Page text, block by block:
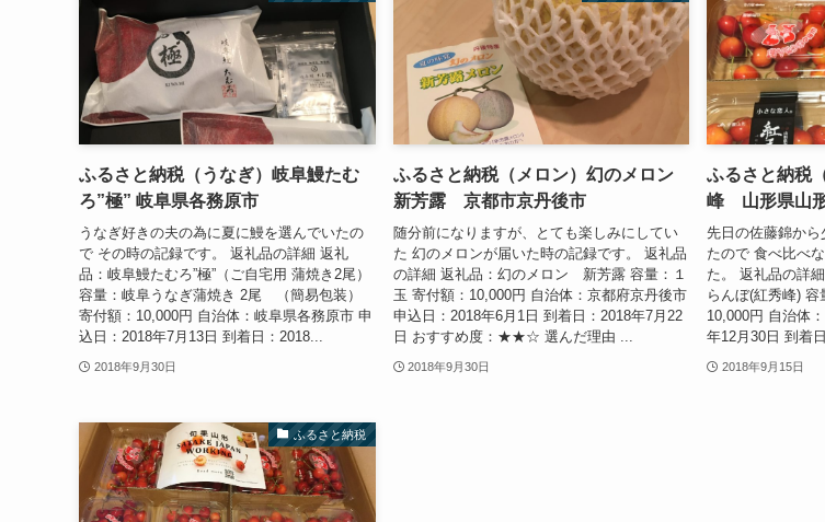
ふるさと納税（うなぎ）岐阜鰻たむ
ろ”極” 岐阜県各務原市
うなぎ好きの夫の為に夏に鰻を選んでいたの
で その時の記録です。 返礼品の詳細 返礼
品：岐阜鰻たむろ”極”（ご自宅用 蒲焼き2尾）
容量：岐阜うなぎ蒲焼き 2尾 （簡易包装）
寄付額：10,000円 自治体：岐阜県各務原市 申
込日：2018年7月13日 到着日：2018...
2018年9月30日
ふるさと納税（メロン）幻のメロン
新芳露 京都市京丹後市
随分前になりますが、とても楽しみにしてい
た 幻のメロンが届いた時の記録です。 返礼品
の詳細 返礼品：幻のメロン 新芳露 容量：１
玉 寄付額：10,000円 自治体：京都府京丹後市
申込日：2018年6月1日 到着日：2018年7月22
日 おすすめ度：★★☆ 選んだ理由 ...
2018年9月30日
ふるさと納税
峰 山形県山
先日の佐藤錦から
たので 食べ比べ
た。 返礼品の詳
らんぼ(紅秀峰) 容
10,000円 自治体
年12月30日 到着
2018年9月15日
ふるさと納税